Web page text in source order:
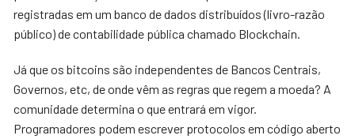
registradas em um banco de dados distribuídos (livro-razão
público) de contabilidade pública chamado Blockchain.
Já que os bitcoins são independentes de Bancos Centrais,
Governos, etc, de onde vêm as regras que regem a moeda? A
comunidade determina o que entrará em vigor.
Programadores podem escrever protocolos em código aberto